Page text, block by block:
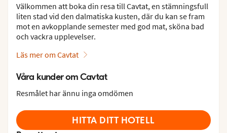
Välkommen att boka din resa till Cavtat, en stämningsfull
liten stad vid den dalmatiska kusten, där du kan se fram
mot en avkopplande semester med god mat, sköna bad
och vackra upplevelser.
Läs mer om Cavtat
Våra kunder om Cavtat
Resmålet har ännu inga omdömen
HITTA DITT HOTELL